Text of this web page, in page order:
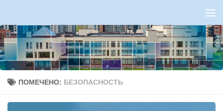
ПОМЕЧЕНО: БЕЗОПАСНОСТЬ